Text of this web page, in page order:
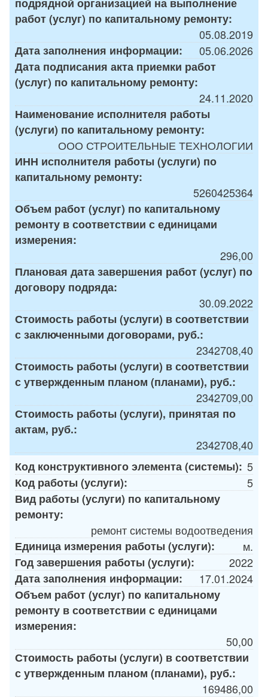
работ (услуг) по капитальному ремонту:
05.08.2019
Дата заполнения информации:
05.06.2026
Дата подписания акта приемки работ
(услуг) по капитальному ремонту:
24.11.2020
Наименование исполнителя работы
(услуги) по капитальному ремонту:
ООО СТРОИТЕЛЬНЫЕ ТЕХНОЛОГИИ
ИНН исполнителя работы (услуги) по
капитальному ремонту:
5260425364
Объем работ (услуг) по капитальному
ремонту в соответствии с единицами
измерения:
296,00
Плановая дата завершения работ (услуг) по
договору подряда:
30.09.2022
Стоимость работы (услуги) в соответствии
с заключенными договорами, руб.:
2342708,40
Стоимость работы (услуги) в соответствии
с утвержденным планом (планами), руб.:
2342709,00
Стоимость работы (услуги), принятая по
актам, руб.:
2342708,40
Код конструктивного элемента (системы): 5
Код работы (услуги):
5
Вид работы (услуги) по капитальному
ремонту:
ремонт системы водоотведения
Единица измерения работы (услуги):
м.
Год завершения работы (услуги):
2022
Дата заполнения информации:
17.01.2024
Объем работ (услуг) по капитальному
ремонту в соответствии с единицами
измерения:
50,00
Стоимость работы (услуги) в соответствии
с утвержденным планом (планами), руб.:
169486,00